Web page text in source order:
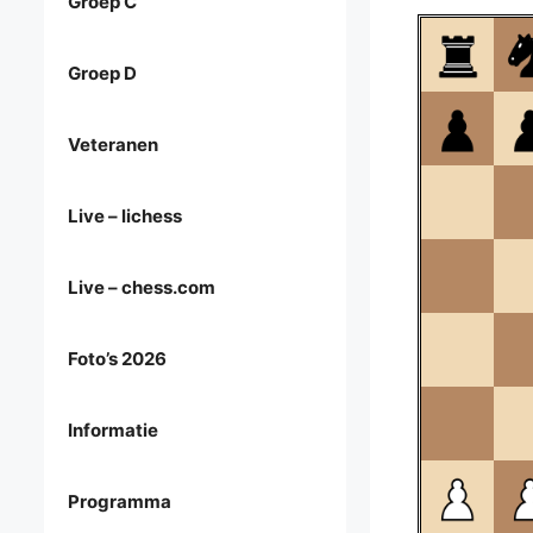
Groep D
Veteranen
Live – lichess
Live – chess.com
Foto’s 2026
Informatie
Programma